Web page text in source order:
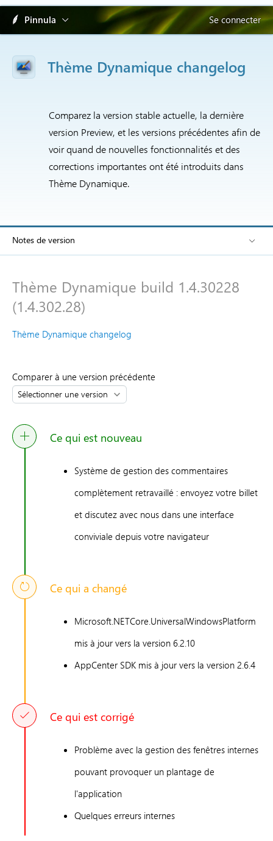
Pinnula Se connecter
Thème Dynamique changelog
Comparez la version stable actuelle, la dernière
version Preview, et les versions précédentes afin de
voir quand de nouvelles fonctionnalités et des
corrections importantes ont été introduits dans
Thème Dynamique.
Notes de version
Thème Dynamique build 1.4.30228
(1.4.302.28)
Thème Dynamique changelog
Comparer à une version précédente
Ce qui est nouveau
Système de gestion des commentaires
complètement retravaillé : envoyez votre billet
et discutez avec nous dans une interface
conviviale depuis votre navigateur
Ce qui a changé
Microsoft.NETCore.UniversalWindowsPlatform
mis à jour vers la version 6.2.10
AppCenter SDK mis à jour vers la version 2.6.4
Ce qui est corrigé
Problème avec la gestion des fenêtres internes
pouvant provoquer un plantage de
l'application
Quelques erreurs internes